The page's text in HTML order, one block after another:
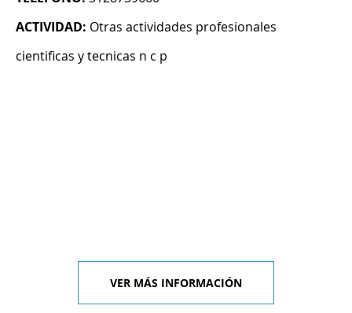
ACTIVIDAD: Otras actividades profesionales
cientificas y tecnicas n c p
VER MÁS INFORMACIÓN